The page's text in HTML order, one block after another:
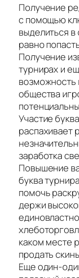
Получение
с помощью
выделиться
равно
Получение
турнирах и
возможность
общества
Участие
распахивает
заработка
Повышение
буква
помочь
держи
каком месте
продать
Еще один-